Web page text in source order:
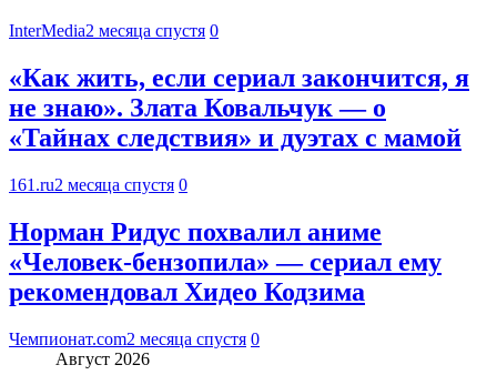
InterMedia2 месяца спустя 0
«Как жить, если сериал закончится, я
не знаю». Злата Ковальчук — о
«Тайнах следствия» и дуэтах с мамой
161.ru2 месяца спустя 0
Норман Ридус похвалил аниме
«Человек-бензопила» — сериал ему
рекомендовал Хидео Кодзима
Чемпионат.com2 месяца спустя 0
Август 2026